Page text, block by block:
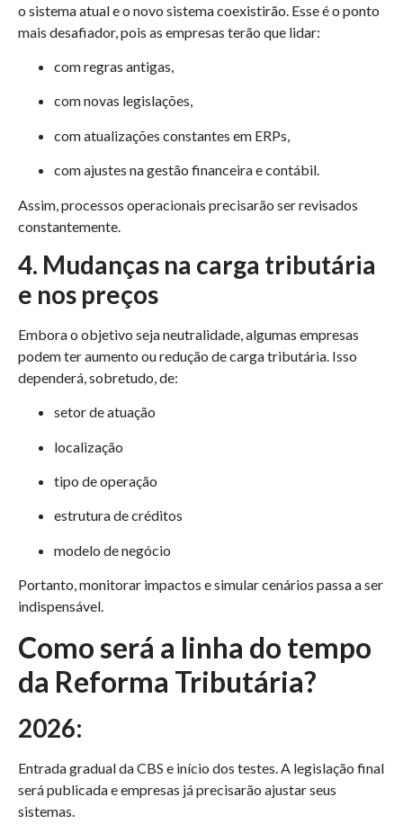
o sistema atual e o novo sistema coexistirão. Esse é o ponto
mais desafiador, pois as empresas terão que lidar:
com regras antigas,
com novas legislações,
com atualizações constantes em ERPs,
com ajustes na gestão financeira e contábil.
Assim, processos operacionais precisarão ser revisados
constantemente.
4. Mudanças na carga tributária
e nos preços
Embora o objetivo seja neutralidade, algumas empresas
podem ter aumento ou redução de carga tributária. Isso
dependerá, sobretudo, de:
setor de atuação
localização
tipo de operação
estrutura de créditos
modelo de negócio
Portanto, monitorar impactos e simular cenários passa a ser
indispensável.
Como será a linha do tempo
da Reforma Tributária?
2026:
Entrada gradual da CBS e início dos testes. A legislação final
será publicada e empresas já precisarão ajustar seus
sistemas.